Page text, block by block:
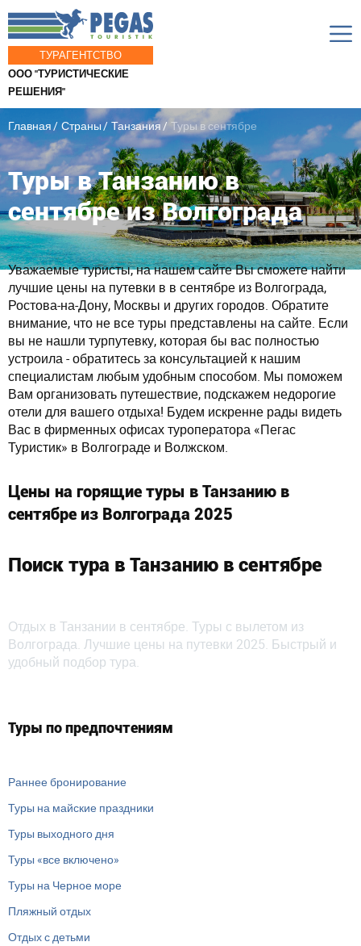
ТУРАГЕНТСТВО
ООО "ТУРИСТИЧЕСКИЕ
РЕШЕНИЯ"
Главная Страны Танзания Туры в сентябре
Туры в Танзанию в
сентябре из Волгограда
Уважаемые туристы, на нашем сайте Вы сможете найти
лучшие цены на путевки в в сентябре из Волгограда,
Ростова-на-Дону, Москвы и других городов. Обратите
внимание, что не все туры представлены на сайте. Если
вы не нашли турпутевку, которая бы вас полностью
устроила - обратитесь за консультацией к нашим
специалистам любым удобным способом. Мы поможем
Вам организовать путешествие, подскажем недорогие
отели для вашего отдыха! Будем искренне рады видеть
Вас в фирменных офисах туроператора «Пегас
Туристик» в Волгограде и Волжском.
Цены на горящие туры в Танзанию в
сентябре из Волгограда 2025
Поиск тура в Танзанию в сентябре
Отдых в Танзании в сентябре. Туры с вылетом из
Волгограда. Лучшие цены на путевки 2025. Быстрый и
удобный подбор тура.
Туры по предпочтениям
Раннее бронирование
Туры на майские праздники
Туры выходного дня
Туры «все включено»
Туры на Черное море
Пляжный отдых
Отдых с детьми